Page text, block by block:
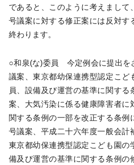
であると、このように考えまして
号議案に対する修正案には反対す
終わります。
○和泉(な)委員 今定例会に提出を
議案、東京都幼保連携型認定こど
員、設備及び運営の基準に関する
案、大気汚染に係る健康障害者に
関する条例の一部を改正する条例
号議案、平成二十六年度一般会計
東京都幼保連携型認定こども園の
備及び運営の基準に関する条例の